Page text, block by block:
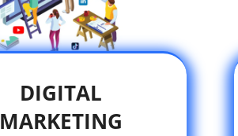
DIGITAL
MARKETING